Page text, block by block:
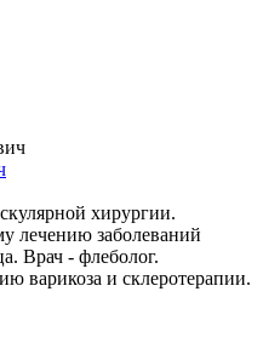
хирургии.
лечению заболеваний
Врач - флеболог.
варикоза и склеротерапии.